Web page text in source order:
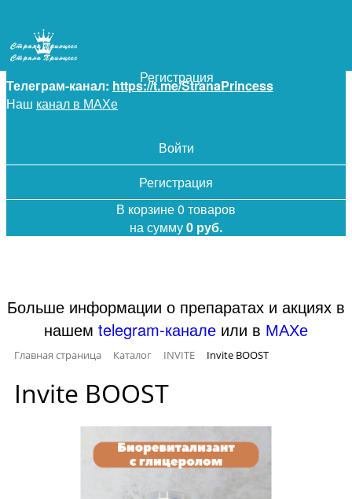
+7 (925) 5-619-619
Телеграм-канал: https://t.me/StranaPrincess
Наш канал в МАХе
Войти
Регистрация
В корзине 0 товаров
на сумму0 руб.
Больше информации о препаратах и акциях в
нашем telegram-канале или в МАХе
Главная страница Каталог INVITE Invite BOOST
Invite BOOST
Регистрация